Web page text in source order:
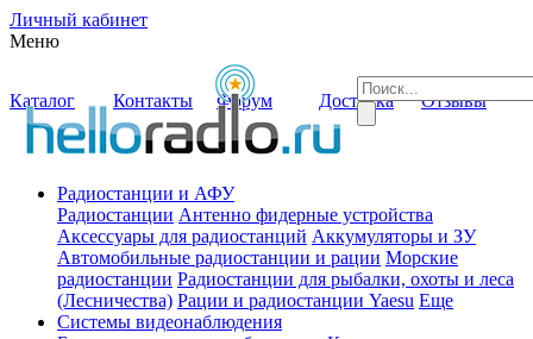
Личный кабинет
Меню
Каталог Контакты Форум Доставка Отзывы
Радиостанции и АФУ
Радиостанции Антенно фидерные устройства
Аксессуары для радиостанций Аккумуляторы и ЗУ
Автомобильные радиостанции и рации Морские
радиостанции Радиостанции для рыбалки, охоты и леса
(Лесничества) Рации и радиостанции Yaesu Еще
Системы видеонаблюдения